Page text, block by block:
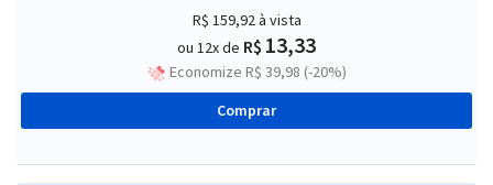
R$ 159,92à vista
ou 12x de R$ 13,33
Economize R$ 39,98 (-20%)
Comprar